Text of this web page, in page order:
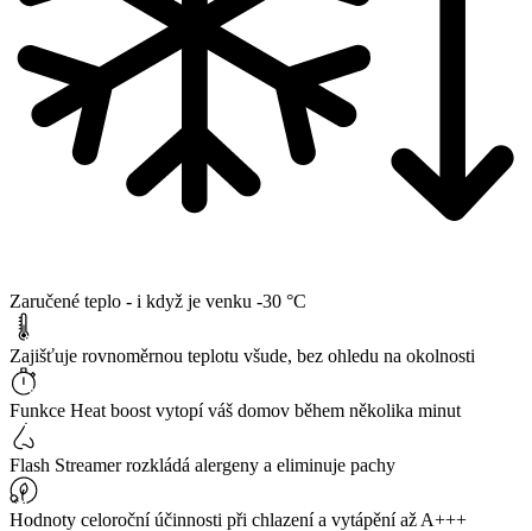
Zaručené teplo - i když je venku -30 °C
Zajišťuje rovnoměrnou teplotu všude, bez ohledu na okolnosti
Funkce Heat boost vytopí váš domov během několika minut
Flash Streamer rozkládá alergeny a eliminuje pachy
Hodnoty celoroční účinnosti při chlazení a vytápění až A+++